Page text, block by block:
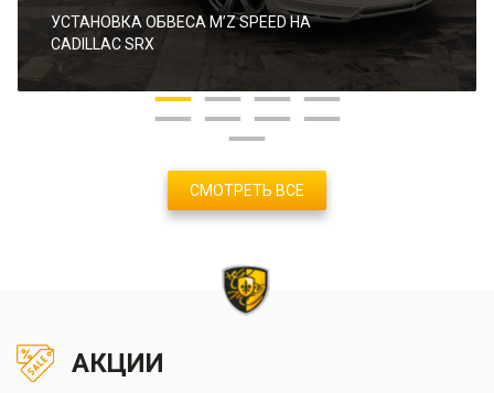
УСТАНОВКА ОБВЕСА M’Z SPEED НА
CADILLAC SRX
СМОТРЕТЬ ВСЕ
АКЦИИ